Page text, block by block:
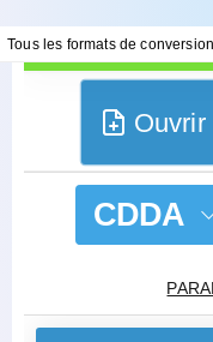
Tous les formats de
CDDA